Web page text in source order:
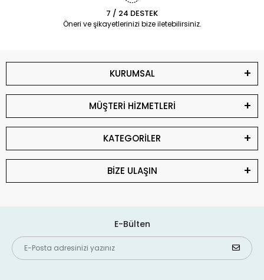
7 / 24 DESTEK
Öneri ve şikayetlerinizi bize iletebilirsiniz.
KURUMSAL
MÜŞTERİ HİZMETLERİ
KATEGORİLER
BİZE ULAŞIN
E-Bülten